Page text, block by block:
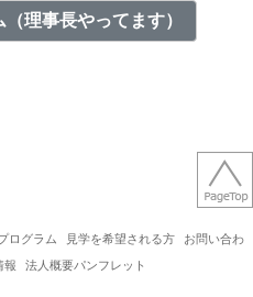
理事長やってます）
ログラム 見学を希望される方
お問い合わ
報 法人概要パンフレット